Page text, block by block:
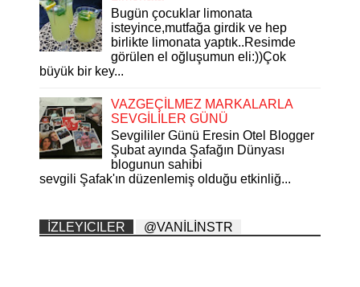
Bugün çocuklar limonata
isteyince,mutfağa girdik ve hep
birlikte limonata yaptık..Resimde
görülen el oğluşumun eli:))Çok
büyük bir key...
VAZGEÇİLMEZ MARKALARLA
SEVGİLİLER GÜNÜ
Sevgililer Günü Eresin Otel Blogger
Şubat ayında Şafağın Dünyası
blogunun sahibi
sevgili Şafak'ın düzenlemiş olduğu etkinliğ...
İZLEYICILER @VANİLİNSTR